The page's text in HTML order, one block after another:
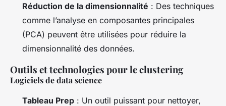
Réduction de la dimensionnalité : Des techniques
comme l’analyse en composantes principales
(PCA) peuvent être utilisées pour réduire la
dimensionnalité des données.
Outils et technologies pour le clustering
Logiciels de data science
Tableau Prep : Un outil puissant pour nettoyer,